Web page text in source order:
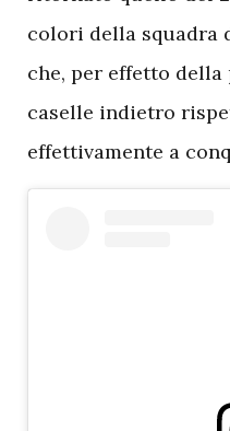
colori della squadra
che, per effetto
caselle indietro
effettivamente a